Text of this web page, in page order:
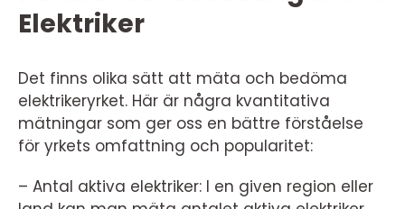
Elektriker
Det finns olika sätt att mäta och bedöma
elektrikeryrket. Här är några kvantitativa
mätningar som ger oss en bättre förståelse
för yrkets omfattning och popularitet:
– Antal aktiva elektriker: I en given region eller